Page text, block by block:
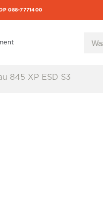
088-7771400
845 XP ESD S3